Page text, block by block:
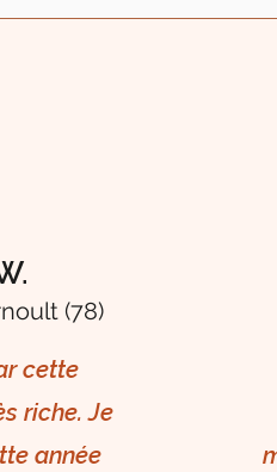
(78)
cette
riche. Je
année